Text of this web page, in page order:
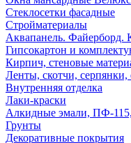
Стеклосетки фасадные
Стройматериалы
Аквапанель.
Гипсокартон и
Кирпич, стеновые
Ленты, скотчи,
Внутренняя отделка
Лаки-краски
Алкидные эмали, ПФ-
Грунты
Декоративные покрытия